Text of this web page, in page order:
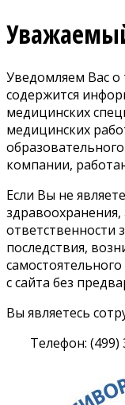
Уведомляем Вас о
содержится
медицинских
медицинских
компании,
Если Вы не
ответственности
последствия,
с сайта без
Вы являетесь
Телефон: (499)